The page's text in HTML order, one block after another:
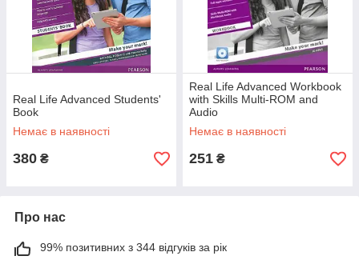
Real Life Advanced Students'
Book
Немає в наявності
380 ₴
Real Life Advanced Workbook
with Skills Multi-ROM and
Audio
Немає в наявності
251 ₴
Про нас
99% позитивних з 344 відгуків за рік